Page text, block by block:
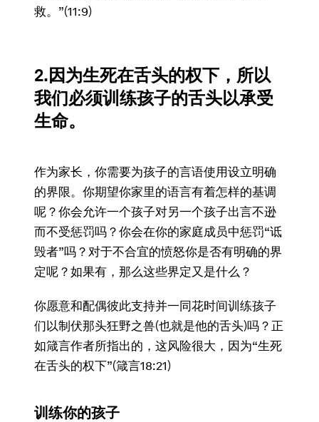
救。”(11:9)
2.因为生死在舌头的权下，所以
我们必须训练孩子的舌头以承受
生命。
作为家长，你需要为孩子的言语使用设立明确
的界限。你期望你家里的语言有着怎样的基调
呢？你会允许一个孩子对另一个孩子出言不逊
而不受惩罚吗？你会在你的家庭成员中惩罚“诋
毁者”吗？对于不合宜的愤怒你是否有明确的界
定呢？如果有，那么这些界定又是什么？
你愿意和配偶彼此支持并一同花时间训练孩子
们以制伏那头狂野之兽(也就是他的舌头)吗？正
如箴言作者所指出的，这风险很大，因为“生死
在舌头的权下”(箴言18:21)
训练你的孩子